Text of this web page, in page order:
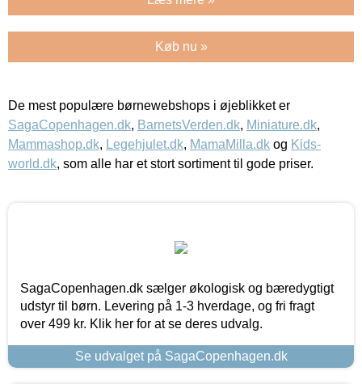
Køb nu »
De mest populære børnewebshops i øjeblikket er
SagaCopenhagen.dk, BarnetsVerden.dk, Miniature.dk,
Mammashop.dk, Legehjulet.dk, MamaMilla.dk og Kids-
world.dk, som alle har et stort sortiment til gode priser.
SagaCopenhagen.dk sælger økologisk og bæredygtigt
udstyr til børn. Levering på 1-3 hverdage, og fri fragt
over 499 kr. Klik her for at se deres udvalg.
Se udvalget på SagaCopenhagen.dk